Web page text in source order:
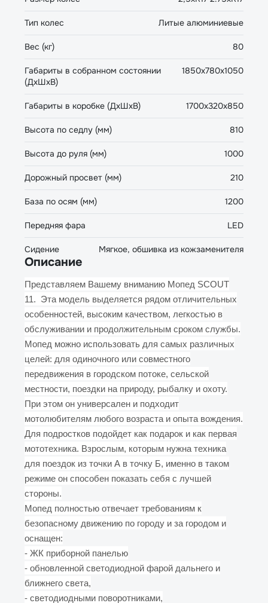
Тип колес Литые алюминиевые
Вес (кг) 80
Габариты в собранном состоянии
(ДхШхВ)
1850x780x1050
Габариты в коробке (ДхШхВ) 1700x320x850
Высота по седлу (мм) 810
Высота до руля (мм) 1000
Дорожный просвет (мм) 210
База по осям (мм) 1200
Передняя фара LED
Сидение Мягкое, обшивка из кожзаменителя
Описание
Представляем Вашему вниманию Мопед SCOUT
11. Эта модель выделяется рядом отличительных
особенностей, высоким качеством, легкостью в
обслуживании и продолжительным сроком службы.
Мопед можно использовать для самых различных
целей: для одиночного или совместного
передвижения в городском потоке, сельской
местности, поездки на природу, рыбалку и охоту.
При этом он универсален и подходит
мотолюбителям любого возраста и опыта вождения.
Для подростков подойдет как подарок и как первая
мототехника. Взрослым, которым нужна техника
для поездок из точки А в точку Б, именно в таком
режиме он способен показать себя с лучшей
стороны.
Мопед полностью отвечает требованиям к
безопасному движению по городу и за городом и
оснащен:
- ЖК приборной панелью
- обновленной светодиодной фарой дальнего и
ближнего света,
- светодиодными поворотниками,